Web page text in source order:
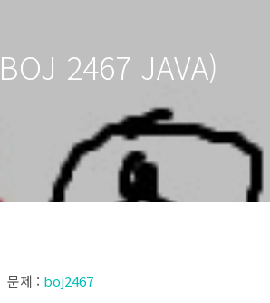
2467 JAVA)
문제 : boj2467